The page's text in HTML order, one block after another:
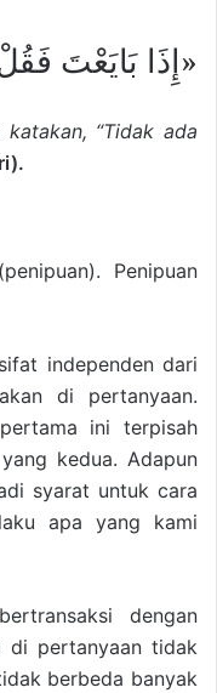
«إِذَا بَايَعْتَ
“Tidak ada
Penipuan
independen dari
di pertanyaan.
ini terpisah
kedua. Adapun
syarat untuk cara
apa yang kami
dengan
di pertanyaan tidak
berbeda banyak